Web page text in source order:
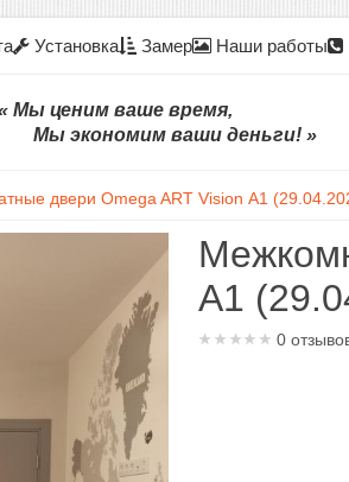
Установка Замер Наши работы
Мы ценим ваше время,
Мы экономим ваши деньги! »
двери Omega ART Vision А1
А1
0